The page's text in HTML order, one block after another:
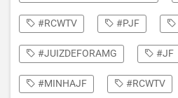
#RCWTV #PJF
#JUIZDEFORAMG #JF
#MINHAJF #RCWTV